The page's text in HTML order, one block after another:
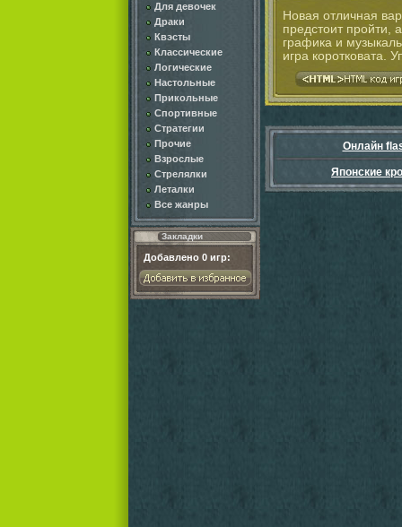
Для девочек
Драки
Квэсты
Классические
Логические
Настольные
Прикольные
Спортивные
Стратегии
Прочие
Взрослые
Стрелялки
Леталки
Все жанры
Закладки
Добавлено 0 игр:
Новая отличная
предстоит пройти,
графика и
игра коротковата.
Онлайн
Японские